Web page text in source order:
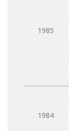
1985
1984